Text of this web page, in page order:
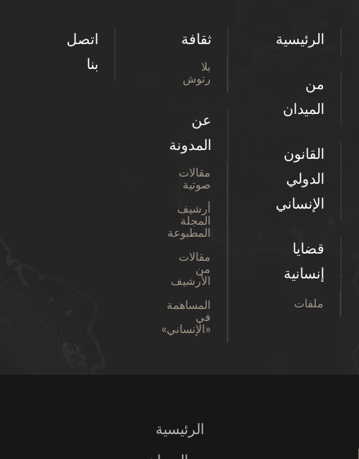
الرئيسية
من
الميدان
القانون
الدولي
الإنساني
قضايا
إنسانية
ملفات
ثقافة
بلا
رتوش
عن
المدونة
مقالات
صوتية
أرشيف
المجلة
المطبوعة
مقالات
من
الأرشيف
المساهمة
في
«الإنساني»
اتصل
بنا
الرئيسية